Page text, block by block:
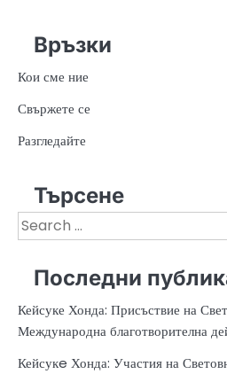
Връзки
Кои сме ние
Свържете се
Разгледайте
Търсене
Search
for:
Последни
Кейсуке Хонда: Присъствие на
Международна благотворителна
Кейсукe Хонда: Участия на